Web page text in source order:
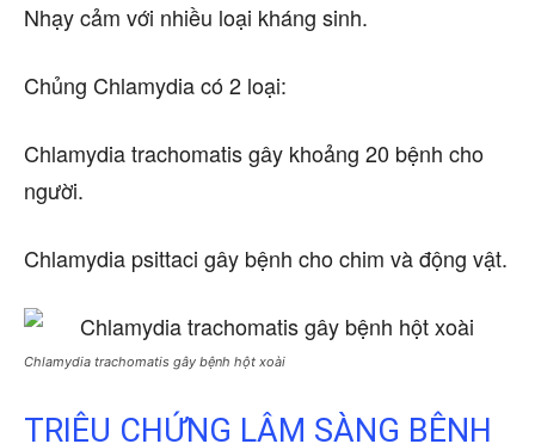
Nhạy cảm với nhiều loại kháng sinh.
Chủng Chlamydia có 2 loại:
Chlamydia trachomatis gây khoảng 20 bệnh cho
người.
Chlamydia psittaci gây bệnh cho chim và động vật.
Chlamydia trachomatis gây bệnh hột xoài
TRIỆU CHỨNG LÂM SÀNG BỆNH